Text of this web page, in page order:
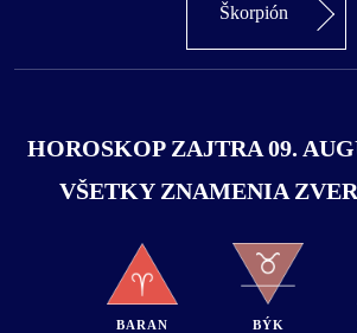
Škorpión
HOROSKOP ZAJTRA 09.
VŠETKY ZNAMENIA
BARAN BÝK